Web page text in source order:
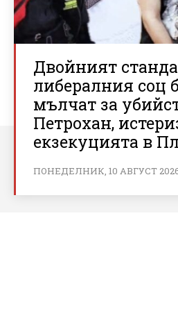
Двойният
либералния соц
мълчат за
Петрохан,
екзекуцията в
ПОНЕДЕЛНИК, 10 АВГУСТ